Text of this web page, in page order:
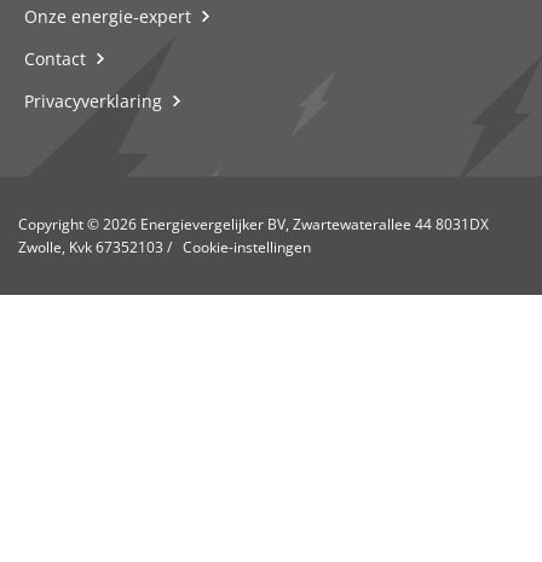
Onze energie-expert
Contact
Privacyverklaring
Copyright © 2026 Energievergelijker BV, Zwartewaterallee 44 8031DX
Zwolle, Kvk 67352103 / Cookie-instellingen